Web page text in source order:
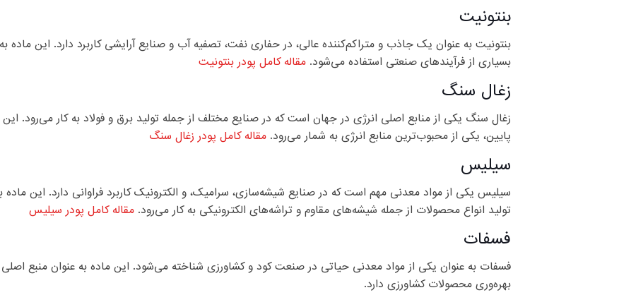
بنتونیت
بنتونیت به عنوان یک جاذب و متراکم‌کننده عالی، در حفاری نفت، تصفیه آب و صنایع آرایشی کاربرد دارد. این ماده
بسیاری از فرآیندهای صنعتی استفاده می‌شود. مقاله کامل پودر بنتونیت
زغال سنگ
زغال سنگ یکی از منابع اصلی انرژی در جهان است که در صنایع مختلف از جمله تولید برق و فولاد به کار می‌رود. این
پایین، یکی از محبوب‌ترین منابع انرژی به شمار می‌رود. مقاله کامل پودر زغال سنگ
سیلیس
سیلیس یکی از مواد معدنی مهم است که در صنایع شیشه‌سازی، سرامیک، و الکترونیک کاربرد فراوانی دارد. این
تولید انواع محصولات از جمله شیشه‌های مقاوم و تراشه‌های الکترونیکی به کار می‌رود. مقاله کامل پودر سیلیس
فسفات
فسفات به عنوان یکی از مواد معدنی حیاتی در صنعت کود و کشاورزی شناخته می‌شود. این ماده به عنوان منبع
بهره‌وری محصولات کشاورزی دارد.